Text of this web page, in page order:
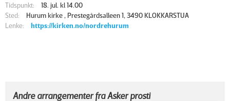
Tidspunkt:
18. jul. kl 14.00
Sted:
Hurum kirke , Prestegårdsalleen 1, 3490 KLOKKARSTUA
Lenke:
https://kirken.no/nordrehurum
Andre arrangementer fra Asker prosti